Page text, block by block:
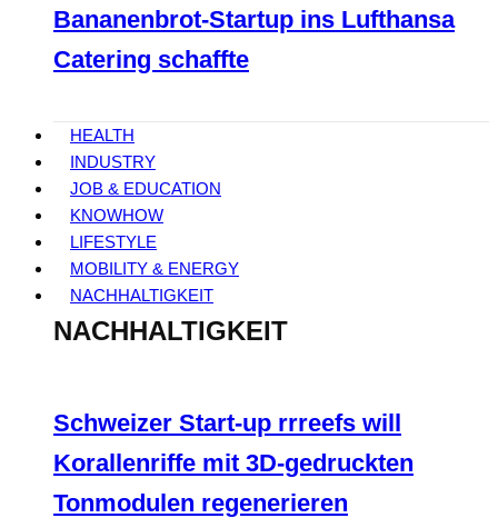
Bananenbrot-Startup ins Lufthansa
Catering schaffte
HEALTH
INDUSTRY
JOB & EDUCATION
KNOWHOW
LIFESTYLE
MOBILITY & ENERGY
NACHHALTIGKEIT
NACHHALTIGKEIT
Schweizer Start-up rrreefs will
Korallenriffe mit 3D-gedruckten
Tonmodulen regenerieren